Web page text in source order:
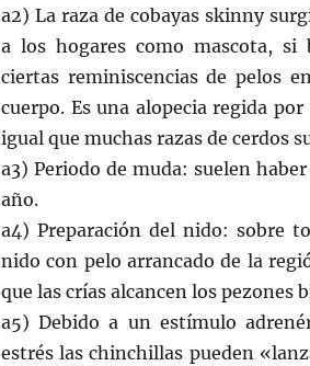
a2) La raza de cobayas skinny
a los hogares como mascota, si
ciertas reminiscencias de pelos
cuerpo. Es una alopecia regida
igual que muchas razas de cerdos
a3) Periodo de muda: suelen
año.
a4) Preparación del nido: sobre
nido con pelo arrancado de la
que las crías alcancen los pezones
a5) Debido a un estímulo
estrés las chinchillas pueden